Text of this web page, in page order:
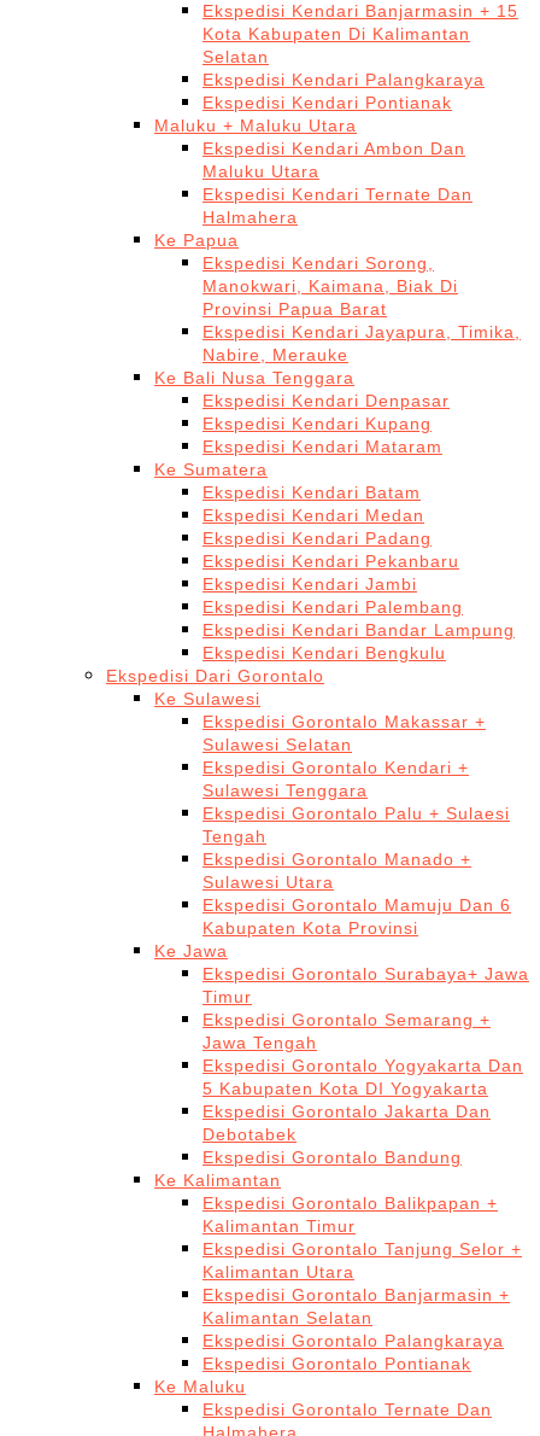
Ekspedisi Kendari Banjarmasin + 15
Kota Kabupaten Di Kalimantan
Selatan
Ekspedisi Kendari Palangkaraya
Ekspedisi Kendari Pontianak
Maluku + Maluku Utara
Ekspedisi Kendari Ambon Dan
Maluku Utara
Ekspedisi Kendari Ternate Dan
Halmahera
Ke Papua
Ekspedisi Kendari Sorong,
Manokwari, Kaimana, Biak Di
Provinsi Papua Barat
Ekspedisi Kendari Jayapura, Timika,
Nabire, Merauke
Ke Bali Nusa Tenggara
Ekspedisi Kendari Denpasar
Ekspedisi Kendari Kupang
Ekspedisi Kendari Mataram
Ke Sumatera
Ekspedisi Kendari Batam
Ekspedisi Kendari Medan
Ekspedisi Kendari Padang
Ekspedisi Kendari Pekanbaru
Ekspedisi Kendari Jambi
Ekspedisi Kendari Palembang
Ekspedisi Kendari Bandar Lampung
Ekspedisi Kendari Bengkulu
Ekspedisi Dari Gorontalo
Ke Sulawesi
Ekspedisi Gorontalo Makassar +
Sulawesi Selatan
Ekspedisi Gorontalo Kendari +
Sulawesi Tenggara
Ekspedisi Gorontalo Palu + Sulaesi
Tengah
Ekspedisi Gorontalo Manado +
Sulawesi Utara
Ekspedisi Gorontalo Mamuju Dan 6
Kabupaten Kota Provinsi
Ke Jawa
Ekspedisi Gorontalo Surabaya+ Jawa
Timur
Ekspedisi Gorontalo Semarang +
Jawa Tengah
Ekspedisi Gorontalo Yogyakarta Dan
5 Kabupaten Kota DI Yogyakarta
Ekspedisi Gorontalo Jakarta Dan
Debotabek
Ekspedisi Gorontalo Bandung
Ke Kalimantan
Ekspedisi Gorontalo Balikpapan +
Kalimantan Timur
Ekspedisi Gorontalo Tanjung Selor +
Kalimantan Utara
Ekspedisi Gorontalo Banjarmasin +
Kalimantan Selatan
Ekspedisi Gorontalo Palangkaraya
Ekspedisi Gorontalo Pontianak
Ke Maluku
Ekspedisi Gorontalo Ternate Dan